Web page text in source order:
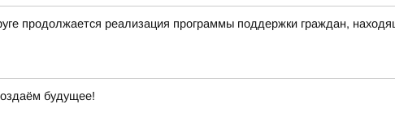
продолжается реализация программы поддержки граждан,
будущее!